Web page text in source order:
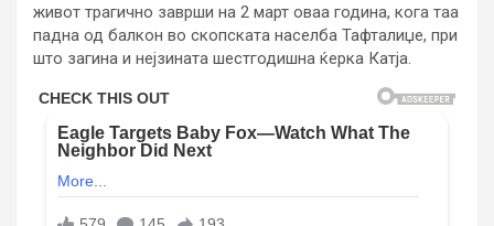
живот трагично заврши на 2 март оваа година, кога таа
падна од балкон во скопската населба Тафталиџе, при
што загина и нејзината шестгодишна ќерка Катја.